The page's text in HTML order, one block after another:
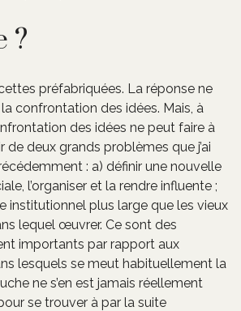
?
préfabriquées. La réponse ne
confrontation des idées. Mais, à
des idées ne peut faire à
de deux grands problèmes que j’ai
: a) définir une nouvelle
l’organiser et la rendre influente ;
institutionnel plus large que les vieux
lequel œuvrer. Ce sont des
importants par rapport aux
lesquels se meut habituellement la
ne s’en est jamais réellement
se trouver à par la suite